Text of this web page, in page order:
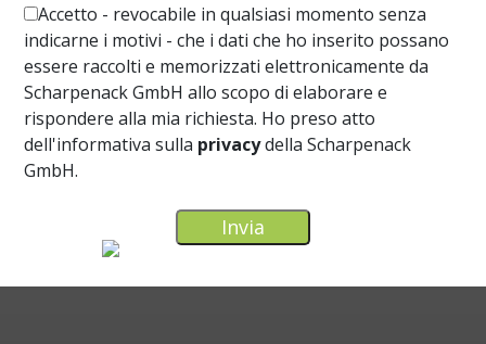
Accetto - revocabile in qualsiasi momento senza
indicarne i motivi - che i dati che ho inserito possano
essere raccolti e memorizzati elettronicamente da
Scharpenack GmbH allo scopo di elaborare e
rispondere alla mia richiesta. Ho preso atto
dell'informativa sulla privacydella Scharpenack
GmbH.